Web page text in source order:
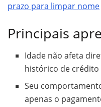
prazo para limpar nome
Principais
Idade não afeta
histórico de crédito
Seu
apenas o